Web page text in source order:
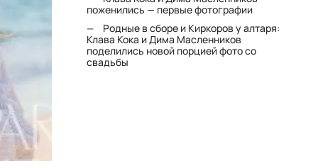
поженились — первые фотографии
Родные в сборе и Киркоров у алтаря:
Клава Кока и Дима Масленников
поделились новой порцией фото со
свадьбы